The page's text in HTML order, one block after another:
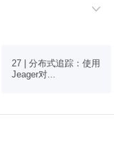

27 | 分布式追踪：使用
Jeager对...